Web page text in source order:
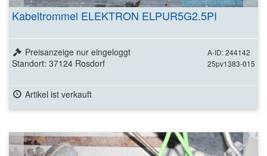
Kabeltrommel ELEKTRON ELPUR5G2.5PI
A-ID: 244142
25pv1383-015
Preisanzeige nur eingeloggt
Standort: 37124 Rosdorf
Artikel ist verkauft